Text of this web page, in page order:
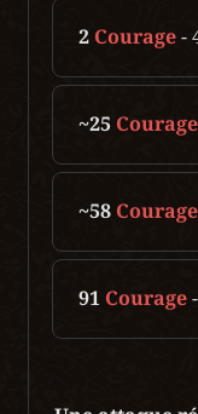
2 Courage -
~25 Courage
~58 Courage
91 Courage